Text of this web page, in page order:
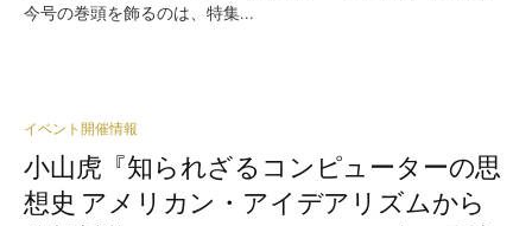
今号の巻頭を飾るのは、特集...
イベント開催情報
小山虎『知られざるコンピューターの思
想史 アメリカン・アイデアリズムから